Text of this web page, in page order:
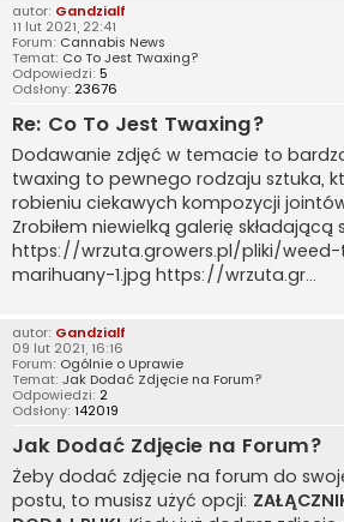
autor: Gandzialf
11 lut 2021, 22:41
Forum: Cannabis News
Temat: Co To Jest Twaxing?
Odpowiedzi: 5
Odsłony: 23676
Re: Co To Jest Twaxing?
Dodawanie zdjęć w temacie to
twaxing to pewnego rodzaju sztuka,
robieniu ciekawych kompozycji
Zrobiłem niewielką galerię składającą
https://wrzuta.growers.pl/pliki/
marihuany-1.jpg https://wrzuta.gr...
autor: Gandzialf
09 lut 2021, 16:16
Forum: Ogólnie o Uprawie
Temat: Jak Dodać Zdjęcie na Forum?
Odpowiedzi: 2
Odsłony: 142019
Jak Dodać Zdjęcie na Forum?
Żeby dodać zdjęcie na forum do
postu, to musisz użyć opcji: